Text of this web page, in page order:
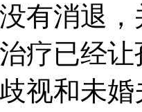
有消退
疗已经
视和未